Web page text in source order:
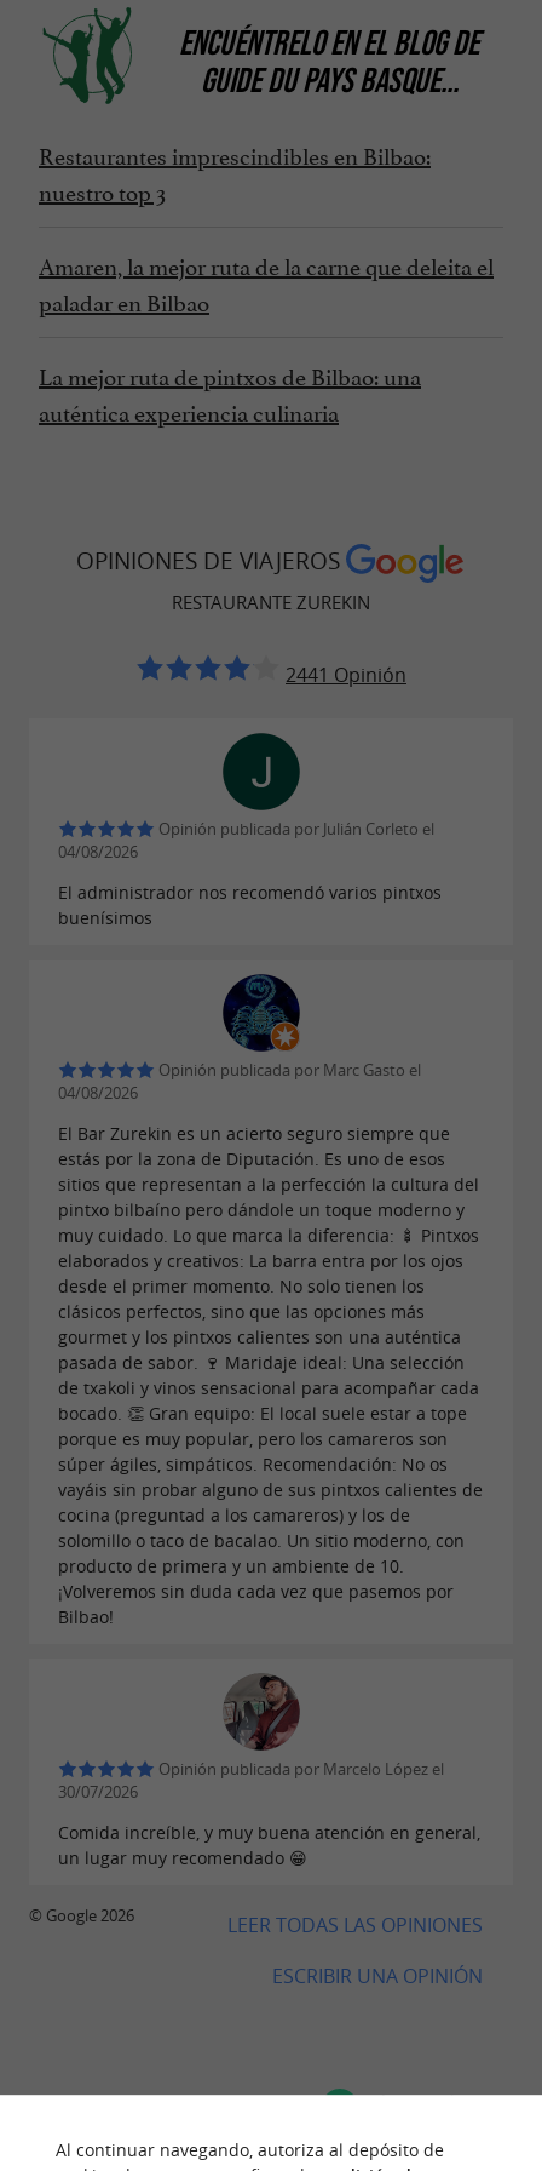
ENCUÉNTRELO ENEL BLOG DE
GUIDE DU PAYS BASQUE...
Restaurantes imprescindibles en Bilbao:
nuestro top 3
Amaren, la mejor ruta de la carne que deleita el
paladar en Bilbao
La mejor ruta de pintxos de Bilbao: una
auténtica experiencia culinaria
OPINIONES DE VIAJEROS
RESTAURANTE ZUREKIN
2441 Opinión
Opinión publicada por Julián Corleto el
04/08/2026
El administrador nos recomendó varios pintxos
buenísimos
Opinión publicada por Marc Gasto el
04/08/2026
El Bar Zurekin es un acierto seguro siempre que
estás por la zona de Diputación. Es uno de esos
sitios que representan a la perfección la cultura del
pintxo bilbaíno pero dándole un toque moderno y
muy cuidado. Lo que marca la diferencia: 🍢 Pintxos
elaborados y creativos: La barra entra por los ojos
desde el primer momento. No solo tienen los
clásicos perfectos, sino que las opciones más
gourmet y los pintxos calientes son una auténtica
pasada de sabor. 🍷 Maridaje ideal: Una selección
de txakoli y vinos sensacional para acompañar cada
bocado. 👏 Gran equipo: El local suele estar a tope
porque es muy popular, pero los camareros son
súper ágiles, simpáticos. Recomendación: No os
vayáis sin probar alguno de sus pintxos calientes de
cocina (preguntad a los camareros) y los de
solomillo o taco de bacalao. Un sitio moderno, con
producto de primera y un ambiente de 10.
¡Volveremos sin duda cada vez que pasemos por
Bilbao!
Opinión publicada por Marcelo López el
30/07/2026
Comida increíble, y muy buena atención en general,
un lugar muy recomendado 😁
LEER TODAS LAS OPINIONES
ESCRIBIR UNA OPINIÓN
© Google 2026
OPINIONES DE VIAJEROS
RESTAURANTE ZUREKIN
Al continuar navegando, autoriza al depósito de